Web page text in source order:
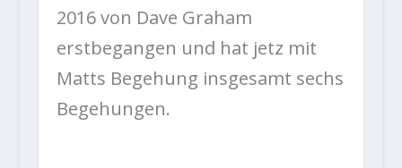
2016 von Dave Graham
erstbegangen und hat jetz mit
Matts Begehung insgesamt sechs
Begehungen.